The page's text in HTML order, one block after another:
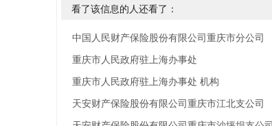
看了该信息的人还看了：
中国人民财产保险股份有限公司重庆市分公司
重庆市人民政府驻上海办事处
重庆市人民政府驻上海办事处 机构
天安财产保险股份有限公司重庆市江北支公司